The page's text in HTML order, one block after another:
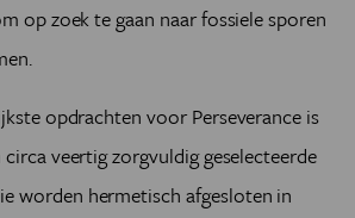
op zoek te gaan naar fossiele sporen
opdrachten voor Perseverance is
veertig zorgvuldig geselecteerde
worden hermetisch afgesloten in